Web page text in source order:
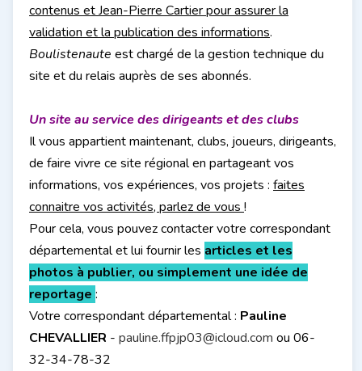
contenus et Jean-Pierre Cartier pour assurer la
validation et la publication des informations.
Boulistenaute est chargé de la gestion technique du
site et du relais auprès de ses abonnés.
Un site au service des dirigeants et des clubs
Il vous appartient maintenant, clubs, joueurs, dirigeants,
de faire vivre ce site régional en partageant vos
informations, vos expériences, vos projets : faites
connaitre vos activités, parlez de vous !
Pour cela, vous pouvez contacter votre correspondant
départemental et lui fournir les articles et les
photos à publier, ou simplement une idée de
reportage :
Votre correspondant départemental : Pauline
CHEVALLIER - pauline.ffpjp03@icloud.com ou 06-
32-34-78-32